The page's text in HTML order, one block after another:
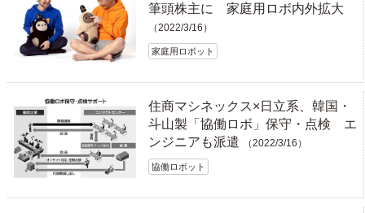
筆頭株主に 家庭用ロボ内外拡大
（2022/3/16）
家庭用ロボット
住商マシネックス×日立系、韓国・
斗山製「協働ロボ」保守・点検 エ
ンジニアも派遣
（2022/3/16）
協働ロボット